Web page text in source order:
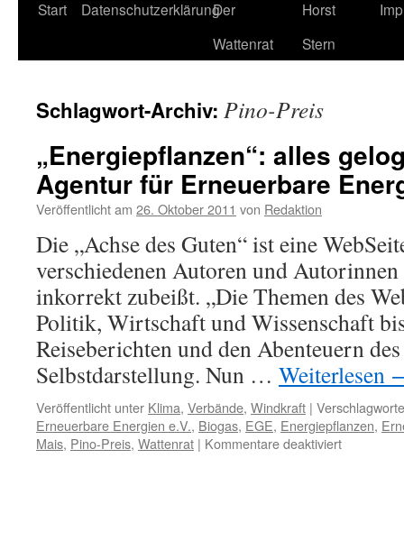
Start DatenschutzerklärungDer
Wattenrat
Horst
Stern
Schlagwort-Archiv: Pino-Preis
„Energiepflanzen“: alles
Agentur für Erneuerbare
Veröffentlicht am 26. Oktober 2011 von Redaktion
Die „Achse des Guten“ ist eine
verschiedenen Autoren und
inkorrekt zubeißt. „Die Themen des
Politik, Wirtschaft und Wissenschaft
Reiseberichten und den Abenteuern
Selbstdarstellung. Nun … Weiterlesen
Veröffentlicht unter Klima, Verbände, Windkraft |
Erneuerbare Energien e.V., Biogas, EGE, Energiepflanzen,
Mais, Pino-Preis, Wattenrat | Kommentare deaktiviertfür